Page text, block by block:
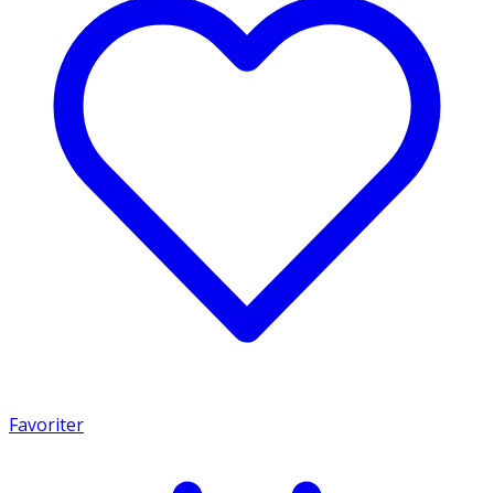
Favoriter